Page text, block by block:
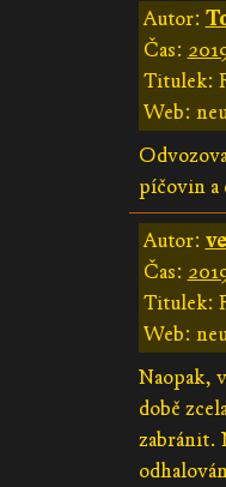
Autor:
Čas:
Titulek:
Web:
píčovin a
Autor:
Čas:
Titulek:
Web:
Naopak,
době
zabránit.